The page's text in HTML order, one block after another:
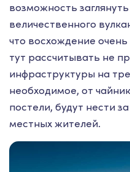
возможность
величественного
что восхождение
тут рассчитывать не
инфраструктуры на
необходимое, от
постели, будут нести
местных жителей.